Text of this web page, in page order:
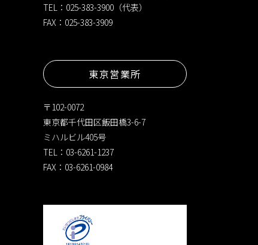
TEL：025-383-3900（代表）
FAX：025-383-3909
東京営業所
〒102-0072
東京都千代田区飯田橋3-6-7
ミハルビル405号
TEL：03-6261-1237
FAX：03-6261-0984